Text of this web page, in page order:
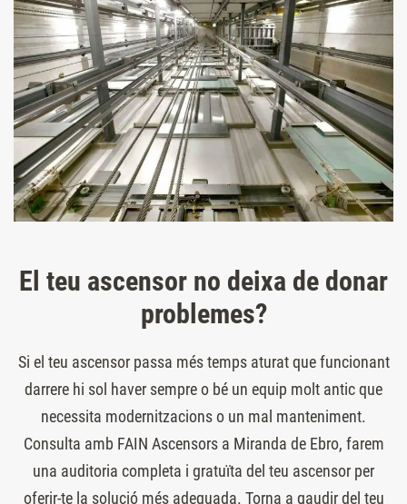
El teu ascensor no deixa de donar
problemes?
Si el teu ascensor passa més temps aturat que funcionant
darrere hi sol haver sempre o bé un equip molt antic que
necessita modernitzacions o un mal manteniment.
Consulta amb FAIN Ascensors a Miranda de Ebro, farem
una auditoria completa i gratuïta del teu ascensor per
oferir-te la solució més adequada. Torna a gaudir del teu